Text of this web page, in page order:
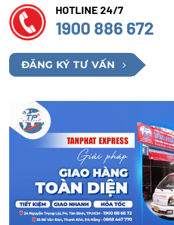
HOTLINE 24/7
1900 886 672
ĐĂNG KÝ TƯ VẤN